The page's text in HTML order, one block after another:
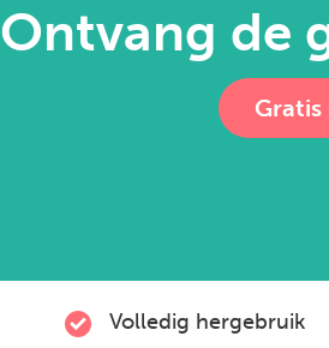
Ontvang de
Volledig hergebruik